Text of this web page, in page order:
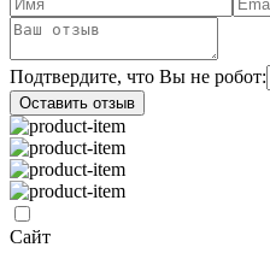
Подтвердите, что Вы не робот:
Оставить отзыв
Сайт